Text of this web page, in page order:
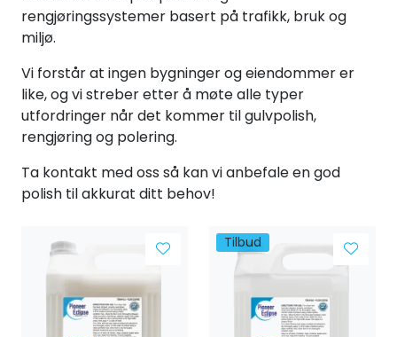
rengjøringssystemer basert på trafikk, bruk og
miljø.
Vi forstår at ingen bygninger og eiendommer er
like, og vi streber etter å møte alle typer
utfordringer når det kommer til gulvpolish,
rengjøring og polering.
Ta kontakt med oss så kan vi anbefale en god
polish til akkurat ditt behov!
Tilbud
Vinduspusseutstyr
Forbruksmateriell